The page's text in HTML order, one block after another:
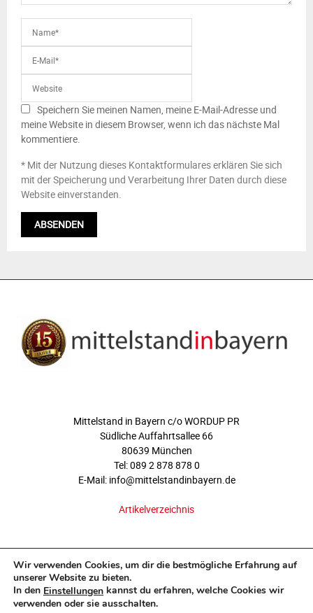
Speichern Sie meinen Namen, meine E-Mail-Adresse und
meine Website in diesem Browser, wenn ich das nächste Mal
kommentiere.
* Mit der Nutzung dieses Kontaktformulares erklären Sie sich
mit der Speicherung und Verarbeitung Ihrer Daten durch diese
Website einverstanden.
Mittelstand in Bayern c/o WORDUP PR
Südliche Auffahrtsallee 66
80639 München
Tel: 089 2 878 878 0
E-Mail: info@mittelstandinbayern.de
Artikelverzeichnis
Wir verwenden Cookies, um dir die bestmögliche Erfahrung auf
unserer Website zu bieten.
In den Einstellungen kannst du erfahren, welche Cookies wir
verwenden oder sie ausschalten.